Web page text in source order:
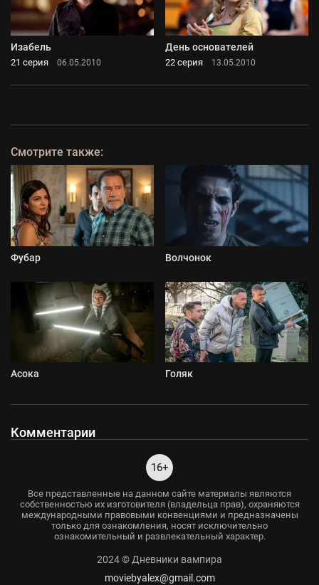
Изабель
21 серия 06.05.2010
День основателей
22 серия 13.05.2010
Смотрите также:
Фубар Волчонок
Асока Голяк
Комментарии
16+
Все представленные на данном сайте материалы являются
собственностью их изготовителя (владельца прав), охраняются
международными правовыми конвенциями и предназначены
только для ознакомления, носят исключительно
ознакомительный и развлекательный характер.
2024 © Дневники вампира
moviebyalex@gmail.com